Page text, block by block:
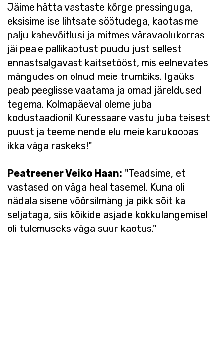
Jäime hätta vastaste kõrge pressinguga,
eksisime ise lihtsate söötudega, kaotasime
palju kahevõitlusi ja mitmes väravaolukorras
jäi peale pallikaotust puudu just sellest
ennastsalgavast kaitsetööst, mis eelnevates
mängudes on olnud meie trumbiks. Igaüks
peab peeglisse vaatama ja omad järeldused
tegema. Kolmapäeval oleme juba
kodustaadionil Kuressaare vastu juba teisest
puust ja teeme nende elu meie karukoopas
ikka väga raskeks!"
Peatreener Veiko Haan: "Teadsime, et
vastased on väga heal tasemel. Kuna oli
nädala sisene võõrsilmäng ja pikk sõit ka
seljataga, siis kõikide asjade kokkulangemisel
oli tulemuseks väga suur kaotus."